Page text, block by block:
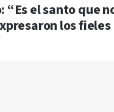
“Es el santo que
los fieles